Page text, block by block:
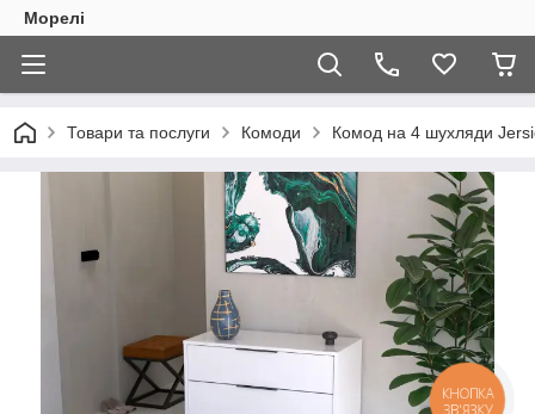
Морелі
Товари та послуги Комоди Комод на 4 шухляди
КНОПКА
ЗВ'ЯЗКУ